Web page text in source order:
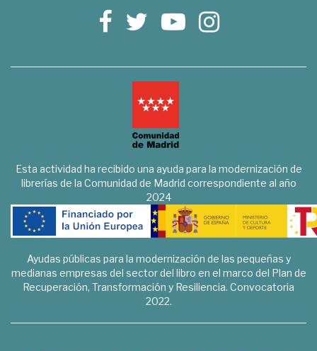
Esta actividad ha recibido una ayuda para la modernización de
librerías de la Comunidad de Madrid correspondiente al año
2024
Ayudas públicas para la modernización de las pequeñas y
medianas empresas del sector del libro en el marco del Plan de
Recuperación, Transformación y Resiliencia. Convocatoria
2022.